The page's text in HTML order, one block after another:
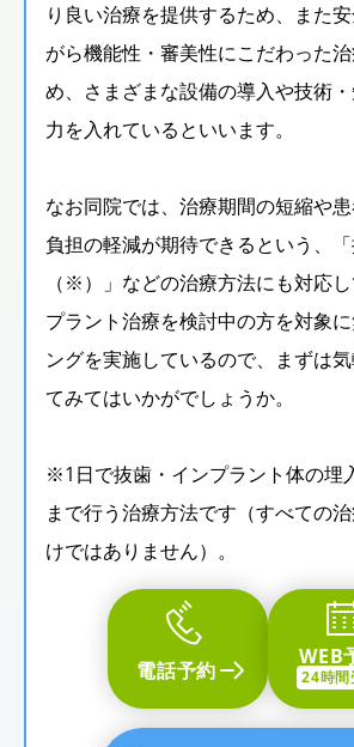
り良い治療を提供するため、また
がら機能性・審美性にこだわった
め、さまざまな設備の導入や技術
力を入れているといいます。
なお同院では、治療期間の短縮や
負担の軽減が期待できるという、
（※）」などの治療方法にも対応
プラント治療を検討中の方を対象
ングを実施しているので、まずは
てみてはいかがでしょうか。
※1日で抜歯・インプラント体の埋
まで行う治療方法です（すべての
けではありません）。
電話予約
WEB
24時間